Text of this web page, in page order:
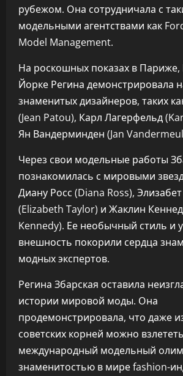
рубежом. Она сотрудничала с
модельными агентствами как
Model Management.
На роскошных показах в
Йорке Регина демонстрировала
знаменитых дизайнеров, таких
(Jean Patou), Карл Лагерфельд
Ян Вандерминден (Jan
Через свои модельные работы
познакомилась с мировыми
Диану Росс (Diana Ross),
(Elizabeth Taylor) и Жаклин
Kennedy). Ее необычный стиль и
внешность покорили сердца
модных экспертов.
Регина Збарская оставила
истории мировой моды. Она
продемонстрировала, что даже
советских корней можно
международный модельный
знаменитостью в мире fashion-